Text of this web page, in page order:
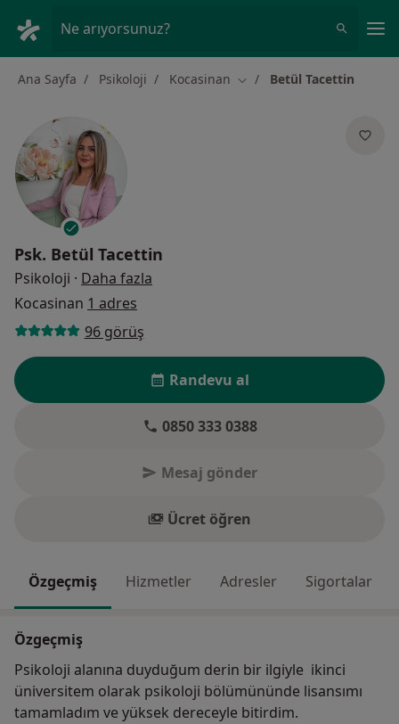
Ne arıyorsunuz?
Ana Sayfa Psikoloji Kocasinan Şehir değiştir
Betül Tacettin
Psk. Betül Tacettin
Psikoloji · Daha fazla
Kocasinan 1 adres
96 görüş
Randevu al
0850 333 0388
Mesaj gönder
Ücret öğren
Özgeçmiş Hizmetler Adresler Sigortalar
Özgeçmiş
Psikoloji alanına duyduğum derin bir ilgiyle ikinci
üniversitem olarak psikoloji bölümününde lisansımı
tamamladım ve yüksek dereceyle bitirdim.